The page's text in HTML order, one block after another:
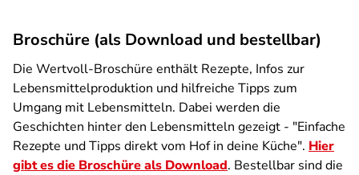
Broschüre (als Download und bestellbar)
Die Wertvoll-Broschüre enthält Rezepte, Infos zur
Lebensmittelproduktion und hilfreiche Tipps zum
Umgang mit Lebensmitteln. Dabei werden die
Geschichten hinter den Lebensmitteln gezeigt - "Einfache
Rezepte und Tipps direkt vom Hof in deine Küche". Hier
gibt es die Broschüre als Download. Bestellbar sind die